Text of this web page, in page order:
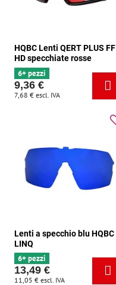
HQBC Lenti QERT PLUS FF
HD specchiate rosse
6+ pezzi
9,36 €
7,68 € escl. IVA
Lenti a specchio blu HQBC
LINQ
6+ pezzi
13,49 €
11,05 € escl. IVA